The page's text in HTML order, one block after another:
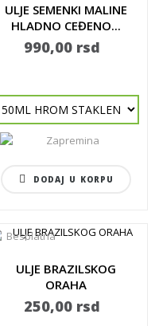
ULJE SEMENKI MALINE
HLADNO CEĐENO...
990,00 rsd
DODAJ U KORPU
ULJE BRAZILSKOG
ORAHA
250,00 rsd